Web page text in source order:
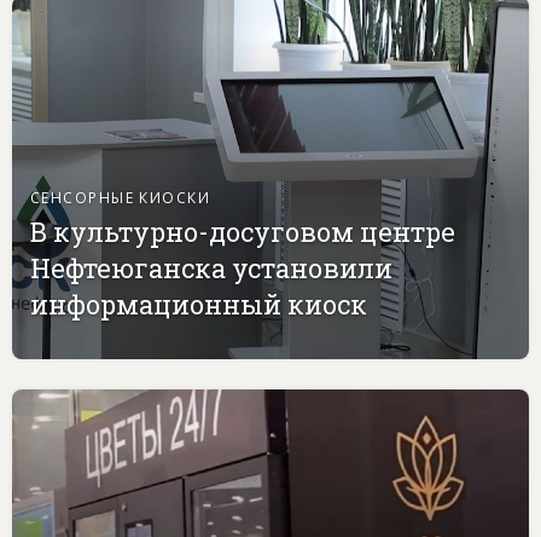
СЕНСОРНЫЕ КИОСКИ
В культурно-досуговом центре
Нефтеюганска установили
информационный киоск